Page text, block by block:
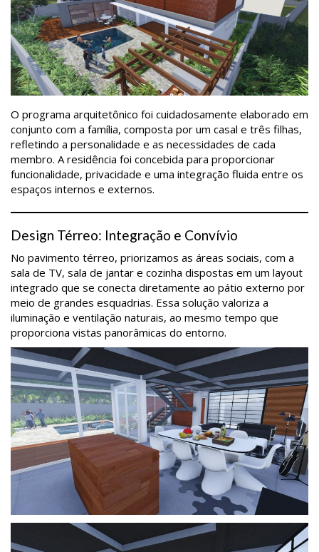
O programa arquitetônico foi cuidadosamente elaborado em
conjunto com a família, composta por um casal e três filhas,
refletindo a personalidade e as necessidades de cada
membro. A residência foi concebida para proporcionar
funcionalidade, privacidade e uma integração fluida entre os
espaços internos e externos.
Design Térreo: Integração e Convívio
No pavimento térreo, priorizamos as áreas sociais, com a
sala de TV, sala de jantar e cozinha dispostas em um layout
integrado que se conecta diretamente ao pátio externo por
meio de grandes esquadrias. Essa solução valoriza a
iluminação e ventilação naturais, ao mesmo tempo que
proporciona vistas panorâmicas do entorno.